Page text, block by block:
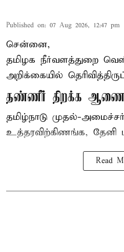
Published on: 07 Aug 2026, 12:47 pm
சென்னை,
தமிழக நீர்வளத்துறை
அறிக்கையில்
தண்ணீர் திறக்க ஆணை
தமிழ்நாடு முதல்-
உத்தரவிற்கிணங்க, தேனி
Read